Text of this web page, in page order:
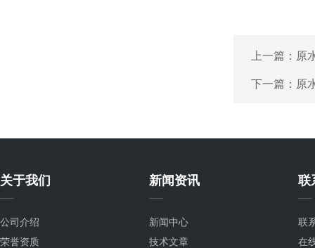
上一篇： 原
下一篇： 原
关于我们
公司介绍
荣誉资质
新闻资讯
新闻中心
技术文章
联
联
在